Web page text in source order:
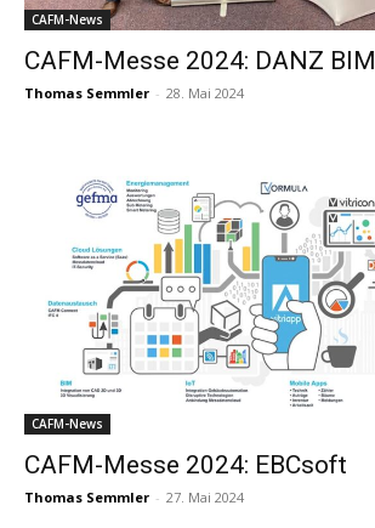
CAFM-News
CAFM-Messe 2024: DANZ BIM
Thomas Semmler - 28. Mai 2024
CAFM-News
CAFM-Messe 2024: EBCsoft
Thomas Semmler - 27. Mai 2024